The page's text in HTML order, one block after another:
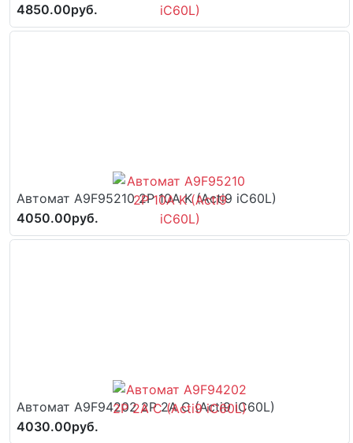
4850.00руб.
Автомат A9F95210 2P 10A K (Acti9 iC60L)
4050.00руб.
Автомат A9F94202 2P 2A C (Acti9 iC60L)
4030.00руб.